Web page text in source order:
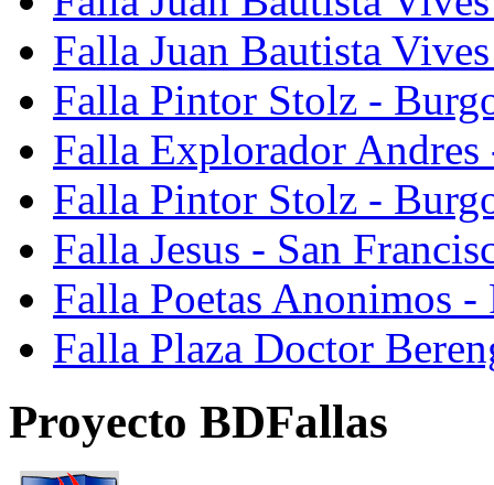
Falla Juan Bautista
Falla Pintor Stolz -
Falla Explorador Andres
Falla Pintor Stolz -
Falla Jesus - San
Falla Poetas Anonimos
Falla Plaza Doctor
Proyecto BDFallas